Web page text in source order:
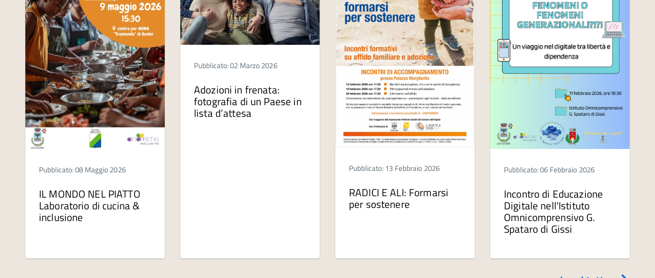
Pubblicato: 08 Maggio 2026
IL MONDO NEL PIATTO
Laboratorio di cucina &
inclusione
Pubblicato: 02 Marzo 2026
Adozioni in frenata:
fotografia di un Paese in
lista d’attesa
Pubblicato: 13 Febbraio 2026
RADICI E ALI: Formarsi
per sostenere
Pubblicato: 06 Febbraio 2026
Incontro di Educazione
Digitale nell'Istituto
Omnicomprensivo G.
Spataro di Gissi